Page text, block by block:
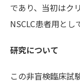
であり、当初はク
NSCLC患者用とし
研究について
この非盲検臨床試